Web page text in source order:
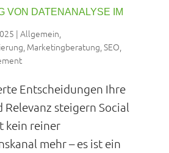
VON DATENANALYSE IM
| Allgemein
Marketingberatung SEO
Entscheidungen Ihre
steigern Social
kein reiner
mehr – es ist ein